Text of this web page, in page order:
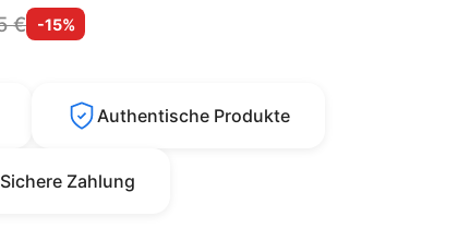
€ -15%
Authentische Produkte
Sichere Zahlung